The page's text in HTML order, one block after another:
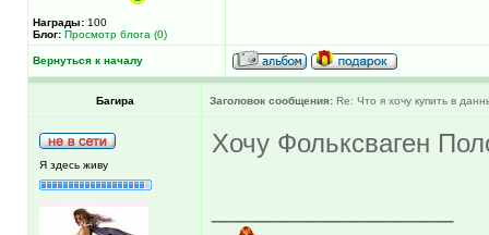
Награды: 100
Блог: Просмотр блога (0)
Вернуться к началу
Багира Заголовок сообщения: Re: Что я хочу купить в
Я здесь живу
Хочу Фольксваген